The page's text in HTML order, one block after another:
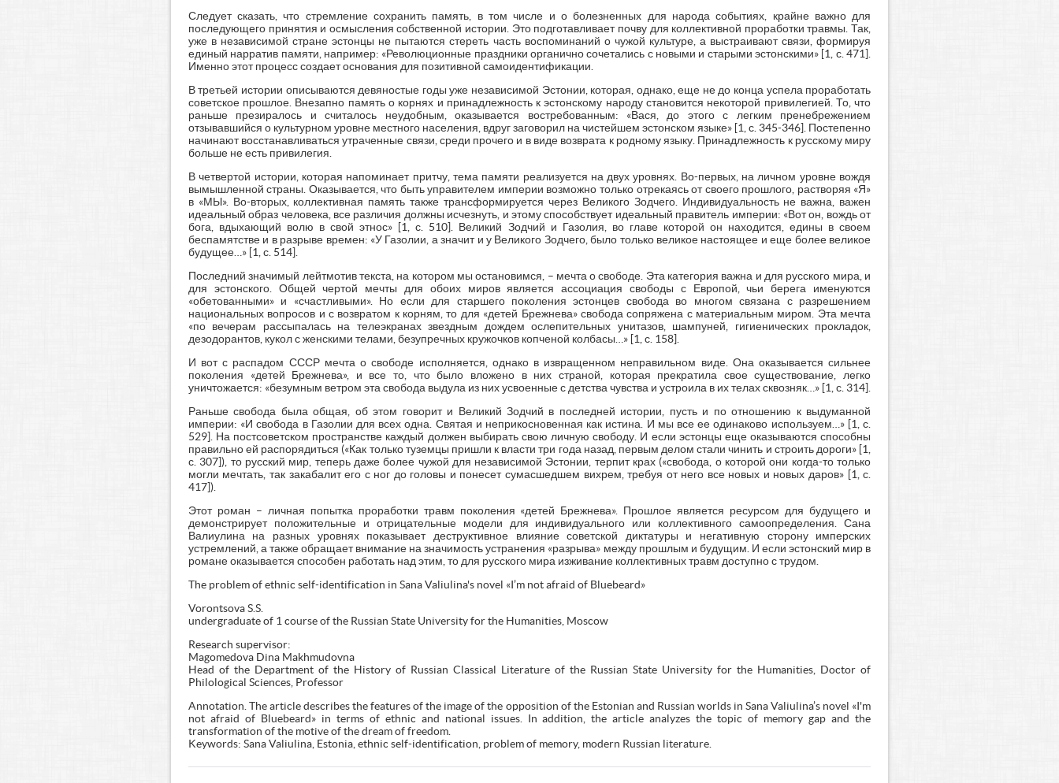
Следует сказать, что стремление сохранить память, в том числе и о болезненных для народа событиях, крайне важно для
последующего принятия и осмысления собственной истории. Это подготавливает почву для коллективной проработки травмы. Так,
уже в независимой стране эстонцы не пытаются стереть часть воспоминаний о чужой культуре, а выстраивают связи, формируя
единый нарратив памяти, например: «Революционные праздники органично сочетались с новыми и старыми эстонскими» [1, с. 471].
Именно этот процесс создает основания для позитивной самоидентификации.
В третьей истории описываются девяностые годы уже независимой Эстонии, которая, однако, еще не до конца успела проработать
советское прошлое. Внезапно память о корнях и принадлежность к эстонскому народу становится некоторой привилегией. То, что
раньше презиралось и считалось неудобным, оказывается востребованным: «Вася, до этого с легким пренебрежением
отзывавшийся о культурном уровне местного населения, вдруг заговорил на чистейшем эстонском языке» [1, с. 345-346]. Постепенно
начинают восстанавливаться утраченные связи, среди прочего и в виде возврата к родному языку. Принадлежность к русскому миру
больше не есть привилегия.
В четвертой истории, которая напоминает притчу, тема памяти реализуется на двух уровнях. Во-первых, на личном уровне вождя
вымышленной страны. Оказывается, что быть управителем империи возможно только отрекаясь от своего прошлого, растворяя «Я»
в «МЫ». Во-вторых, коллективная память также трансформируется через Великого Зодчего. Индивидуальность не важна, важен
идеальный образ человека, все различия должны исчезнуть, и этому способствует идеальный правитель империи: «Вот он, вождь от
бога, вдыхающий волю в свой этнос» [1, с. 510]. Великий Зодчий и Газолия, во главе которой он находится, едины в своем
беспамятстве и в разрыве времен: «У Газолии, а значит и у Великого Зодчего, было только великое настоящее и еще более великое
будущее…» [1, с. 514].
Последний значимый лейтмотив текста, на котором мы остановимся, – мечта о свободе. Эта категория важна и для русского мира, и
для эстонского. Общей чертой мечты для обоих миров является ассоциация свободы с Европой, чьи берега именуются
«обетованными» и «счастливыми». Но если для старшего поколения эстонцев свобода во многом связана с разрешением
национальных вопросов и с возвратом к корням, то для «детей Брежнева» свобода сопряжена с материальным миром. Эта мечта
«по вечерам рассыпалась на телеэкранах звездным дождем ослепительных унитазов, шампуней, гигиенических прокладок,
дезодорантов, кукол с женскими телами, безупречных кружочков копченой колбасы…» [1, с. 158].
И вот с распадом СССР мечта о свободе исполняется, однако в извращенном неправильном виде. Она оказывается сильнее
поколения «детей Брежнева», и все то, что было вложено в них страной, которая прекратила свое существование, легко
уничтожается: «безумным ветром эта свобода выдула из них усвоенные с детства чувства и устроила в их телах сквозняк…» [1, с. 314].
Раньше свобода была общая, об этом говорит и Великий Зодчий в последней истории, пусть и по отношению к выдуманной
империи: «И свобода в Газолии для всех одна. Святая и неприкосновенная как истина. И мы все ее одинаково используем…» [1, с.
529]. На постсоветском пространстве каждый должен выбирать свою личную свободу. И если эстонцы еще оказываются способны
правильно ей распорядиться («Как только туземцы пришли к власти три года назад, первым делом стали чинить и строить дороги» [1,
с. 307]), то русский мир, теперь даже более чужой для независимой Эстонии, терпит крах («свобода, о которой они когда-то только
могли мечтать, так закабалит его с ног до головы и понесет сумасшедшем вихрем, требуя от него все новых и новых даров» [1, с.
417]).
Этот роман – личная попытка проработки травм поколения «детей Брежнева». Прошлое является ресурсом для будущего и
демонстрирует положительные и отрицательные модели для индивидуального или коллективного самоопределения. Сана
Валиулина на разных уровнях показывает деструктивное влияние советской диктатуры и негативную сторону имперских
устремлений, а также обращает внимание на значимость устранения «разрыва» между прошлым и будущим. И если эстонский мир в
романе оказывается способен работать над этим, то для русского мира изживание коллективных травм доступно с трудом.
The problem of ethnic self-identification in Sana Valiulina's novel «I’m not afraid of Bluebeard»
Vorontsova S.S.
undergraduate of 1 course of the Russian State University for the Humanities, Moscow
Research supervisor:
Magomedova Dina Makhmudovna
Head of the Department of the History of Russian Classical Literature of the Russian State University for the Humanities, Doctor of
Philological Sciences, Professor
Annotation. The article describes the features of the image of the opposition of the Estonian and Russian worlds in Sana Valiulina’s novel «I'm
not afraid of Bluebeard» in terms of ethnic and national issues. In addition, the article analyzes the topic of memory gap and the
transformation of the motive of the dream of freedom.
Keywords: Sana Valiulina, Estonia, ethnic self-identification, problem of memory, modern Russian literature.